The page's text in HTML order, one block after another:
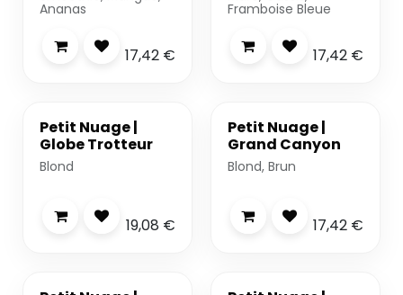
Ananas
17,42€
Framboise Bleue
17,42€
-20%
Petit Nuage |
Globe Trotteur
Blond
19,08 €
Petit Nuage |
Grand Canyon
Blond, Brun
17,42€